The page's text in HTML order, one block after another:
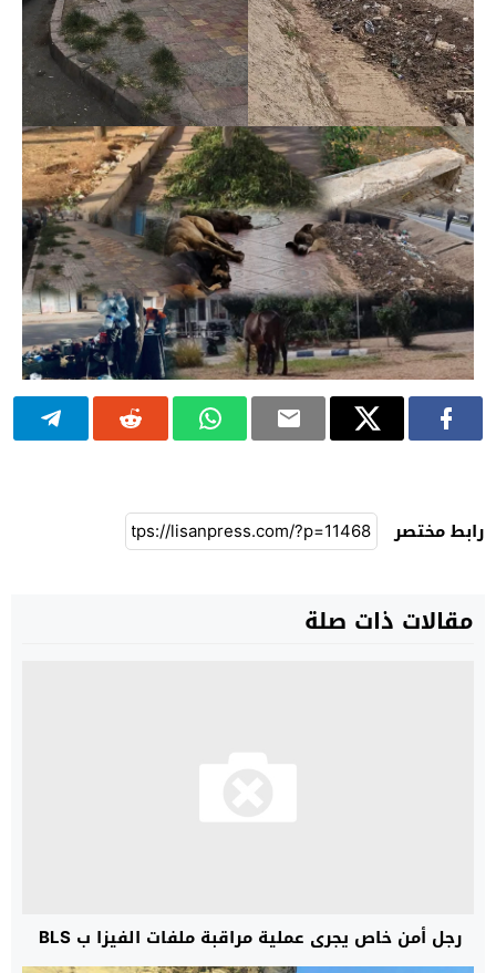
رابط مختصر
مقالات ذات صلة
رجل أمن خاص يجري عملية مراقبة ملفات الفيزا ب BLS